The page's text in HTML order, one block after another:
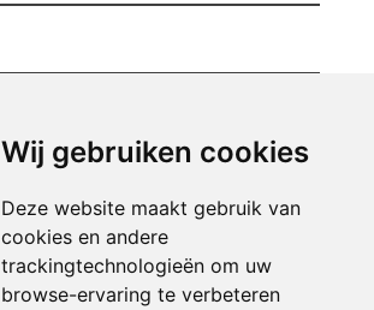
Wij gebruiken cookies
Deze website maakt gebruik van
cookies en andere
trackingtechnologieën om uw
browse-ervaring te verbeteren